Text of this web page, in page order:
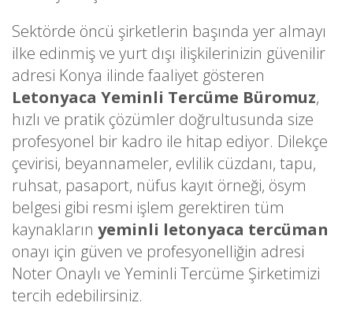
Sektörde öncü şirketlerin başında yer almayı
ilke edinmiş ve yurt dışı ilişkilerinizin güvenilir
adresi Konya ilinde faaliyet gösteren
Letonyaca Yeminli Tercüme Büromuz,
hızlı ve pratik çözümler doğrultusunda size
profesyonel bir kadro ile hitap ediyor. Dilekçe
çevirisi, beyannameler, evlilik cüzdanı, tapu,
ruhsat, pasaport, nüfus kayıt örneği, ösym
belgesi gibi resmi işlem gerektiren tüm
kaynakların yeminli letonyaca tercüman
onayı için güven ve profesyonelliğin adresi
Noter Onaylı ve Yeminli Tercüme Şirketimizi
tercih edebilirsiniz.